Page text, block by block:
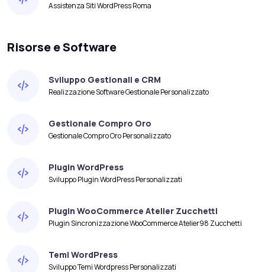
Assistenza Siti WordPress Roma
Risorse e Software
Sviluppo Gestionali e CRM
Realizzazione Software Gestionale Personalizzato
Gestionale Compro Oro
Gestionale Compro Oro Personalizzato
Plugin WordPress
Sviluppo Plugin WordPress Personalizzati
Plugin WooCommerce Atelier Zucchetti
Plugin Sincronizzazione WooCommerce Atelier98 Zucchetti
Temi WordPress
Sviluppo Temi Wordpress Personalizzati